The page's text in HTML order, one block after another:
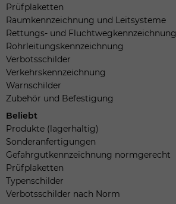
Prüfplaketten
Raumkennzeichnung und Leitsysteme
Rettungs- und Fluchtwegkennzeichnung
Rohrleitungskennzeichnung
Verbotsschilder
Verkehrskennzeichnung
Warnschilder
Zubehör und Befestigung
Beliebt
Produkte (lagerhaltig)
Sonderanfertigungen
Gefahrgutkennzeichnung normgerecht
Prüfplaketten
Typenschilder
Verbotsschilder nach Norm